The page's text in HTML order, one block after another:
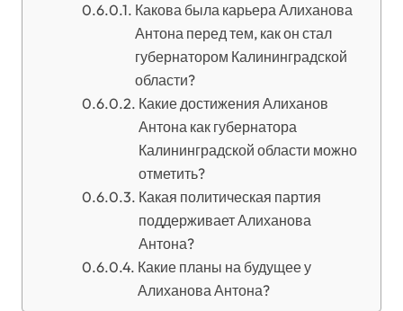
Какова была карьера Алиханова
Антона перед тем, как он стал
губернатором Калининградской
области?
Какие достижения Алиханов
Антона как губернатора
Калининградской области можно
отметить?
Какая политическая партия
поддерживает Алиханова
Антона?
Какие планы на будущее у
Алиханова Антона?